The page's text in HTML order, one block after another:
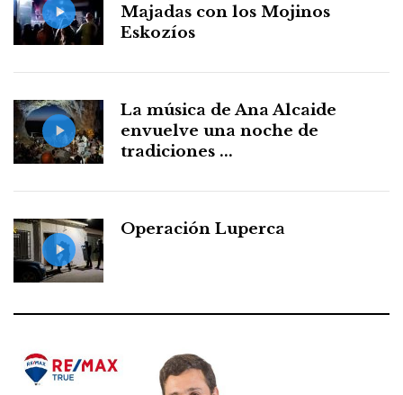
Majadas con los Mojinos
Eskozíos
La música de Ana Alcaide
envuelve una noche de
tradiciones ...
Operación Luperca